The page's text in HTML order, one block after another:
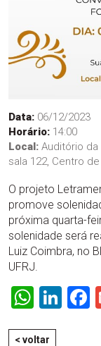
Data: 06/12/2023
Horário: 14:00
Local: Auditório da
sala 122, Centro
O projeto
promove
próxima quarta-
solenidade será
Luiz Coimbra, no
UFRJ.
< voltar